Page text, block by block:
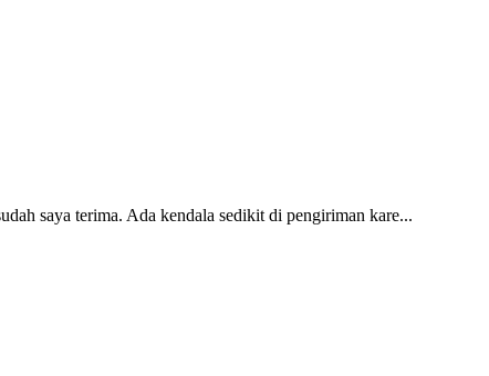
saya terima. Ada kendala sedikit di pengiriman kare...